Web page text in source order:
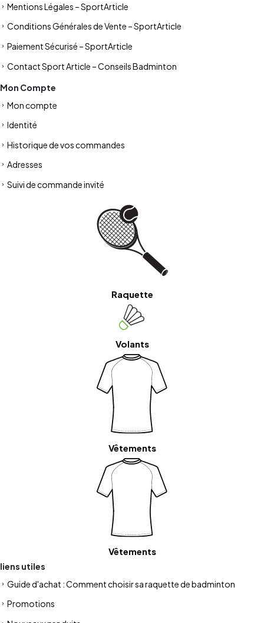
Mentions Légales – SportArticle
Conditions Générales de Vente – SportArticle
Paiement Sécurisé – SportArticle
Contact Sport Article – Conseils Badminton
Mon Compte
Mon compte
Identité
Historique de vos commandes
Adresses
Suivi de commande invité
Raquette
Volants
Vêtements
Vêtements
liens utiles
Guide d'achat : Comment choisir sa raquette de badminton
Promotions